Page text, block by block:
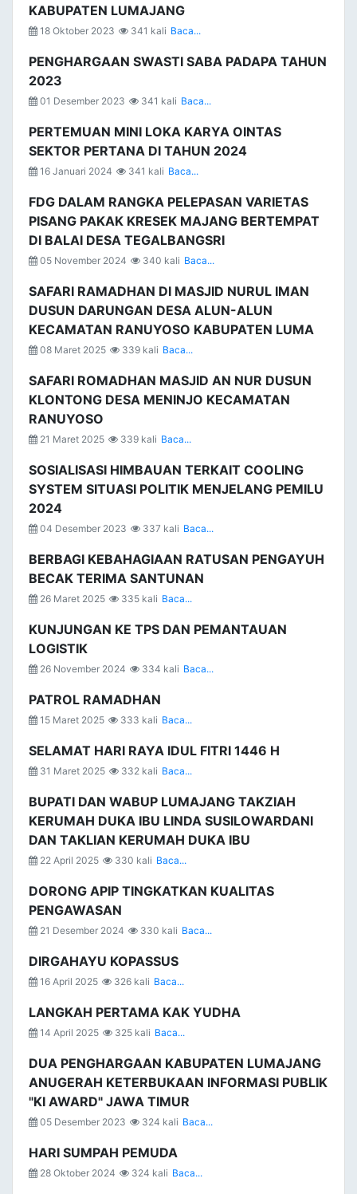
KABUPATEN LUMAJANG
18 Oktober 2023 341 kali Baca...
PENGHARGAAN SWASTI SABA PADAPA TAHUN
2023
01 Desember 2023 341 kali Baca...
PERTEMUAN MINI LOKA KARYA OINTAS
SEKTOR PERTANA DI TAHUN 2024
16 Januari 2024 341 kali Baca...
FDG DALAM RANGKA PELEPASAN VARIETAS
PISANG PAKAK KRESEK MAJANG BERTEMPAT
DI BALAI DESA TEGALBANGSRI
05 November 2024 340 kali Baca...
SAFARI RAMADHAN DI MASJID NURUL IMAN
DUSUN DARUNGAN DESA ALUN-ALUN
KECAMATAN RANUYOSO KABUPATEN LUMA
08 Maret 2025 339 kali Baca...
SAFARI ROMADHAN MASJID AN NUR DUSUN
KLONTONG DESA MENINJO KECAMATAN
RANUYOSO
21 Maret 2025 339 kali Baca...
SOSIALISASI HIMBAUAN TERKAIT COOLING
SYSTEM SITUASI POLITIK MENJELANG PEMILU
2024
04 Desember 2023 337 kali Baca...
BERBAGI KEBAHAGIAAN RATUSAN PENGAYUH
BECAK TERIMA SANTUNAN
26 Maret 2025 335 kali Baca...
KUNJUNGAN KE TPS DAN PEMANTAUAN
LOGISTIK
26 November 2024 334 kali Baca...
PATROL RAMADHAN
15 Maret 2025 333 kali Baca...
SELAMAT HARI RAYA IDUL FITRI 1446 H
31 Maret 2025 332 kali Baca...
BUPATI DAN WABUP LUMAJANG TAKZIAH
KERUMAH DUKA IBU LINDA SUSILOWARDANI
DAN TAKLIAN KERUMAH DUKA IBU
22 April 2025 330 kali Baca...
DORONG APIP TINGKATKAN KUALITAS
PENGAWASAN
21 Desember 2024 330 kali Baca...
DIRGAHAYU KOPASSUS
16 April 2025 326 kali Baca...
LANGKAH PERTAMA KAK YUDHA
14 April 2025 325 kali Baca...
DUA PENGHARGAAN KABUPATEN LUMAJANG
ANUGERAH KETERBUKAAN INFORMASI PUBLIK
"KI AWARD" JAWA TIMUR
05 Desember 2023 324 kali Baca...
HARI SUMPAH PEMUDA
28 Oktober 2024 324 kali Baca...